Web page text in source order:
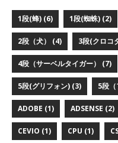
1段(蜂) (6) 1段(蜘蛛) (2)
2段（犬） (4) 3段(クロコ
4段（サーベルタイガー） (7)
5段(グリフォン) (3) 5段
ADOBE (1) ADSENSE (2)
CEVIO (1) CPU (1)